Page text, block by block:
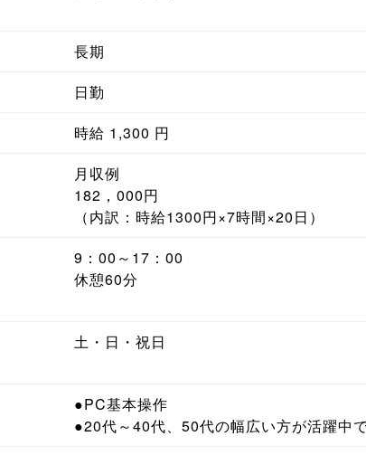
長期
日勤
時給 1,300 円
月収例
182，000円
（内訳：時給1300円×7時間×20日）
9：00～17：00
休憩60分
土・日・祝日
●PC基本操作
●20代～40代、50代の幅広い方が活躍中で